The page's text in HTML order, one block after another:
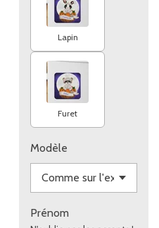
Lapin
Furet
Modèle
Prénom